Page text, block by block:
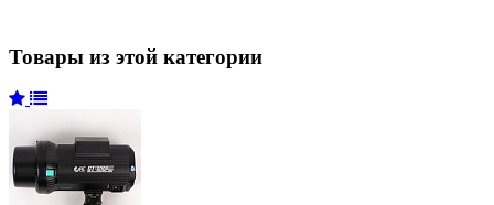
Товары из этой категории